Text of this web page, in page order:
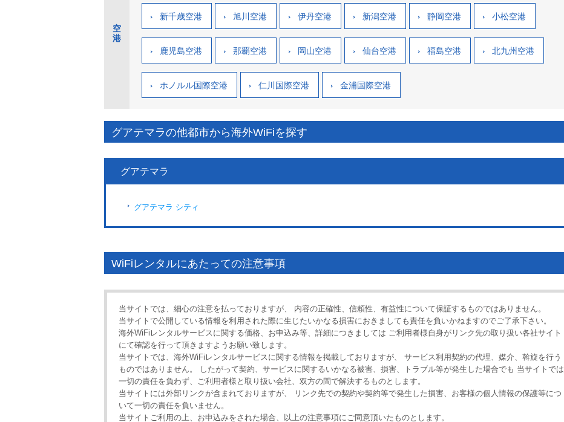
空
港
新千歳空港 旭川空港 伊丹空港 新潟空港 静岡空港 小松空港
鹿児島空港 那覇空港 岡山空港 仙台空港 福島空港 北九州空港
ホノルル国際空港 仁川国際空港 金浦国際空港
グアテマラの他都市から海外WiFiを探す
グアテマラ
グアテマラ シティ
WiFiレンタルにあたっての注意事項
当サイトでは、細心の注意を払っておりますが、 内容の正確性、信頼性、有益性について保証するものではありません。
当サイトで公開している情報を利用された際に生じたいかなる損害におきましても責任を負いかねますのでご了承下さい。
海外WiFiレンタルサービスに関する価格、お申込み等、詳細につきましては ご利用者様自身がリンク先の取り扱い各社サイト
にて確認を行って頂きますようお願い致します。
当サイトでは、海外WiFiレンタルサービスに関する情報を掲載しておりますが、 サービス利用契約の代理、媒介、斡旋を行う
ものではありません。 したがって契約、サービスに関するいかなる被害、損害、トラブル等が発生した場合でも 当サイトでは
一切の責任を負わず、ご利用者様と取り扱い会社、双方の間で解決するものとします。
当サイトには外部リンクが含まれておりますが、 リンク先での契約や契約等で発生した損害、お客様の個人情報の保護等につ
いて一切の責任を負いません。
当サイトご利用の上、お申込みをされた場合、以上の注意事項にご同意頂いたものとします。